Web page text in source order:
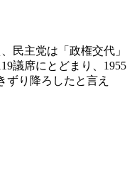
民主党は「政権交代」
議席にとどまり、1955
り降ろしたと言え